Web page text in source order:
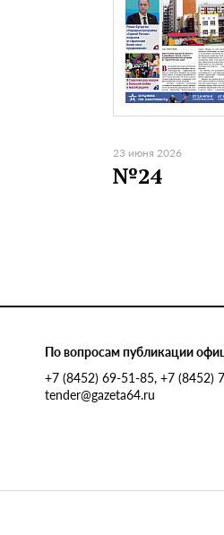
23 июня 2026
№24
По вопросам публикации
+7 (8452) 69-51-85, +7 (8452)
tender@gazeta64.ru